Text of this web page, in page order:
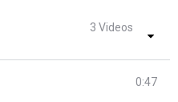
3 Videos
0:47